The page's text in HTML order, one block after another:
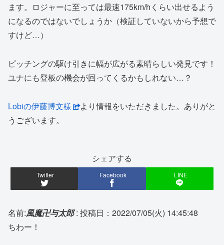
ます。ロジャーに至っては最速175km/hくらい出せるよう
になるのではないでしょうか（検証していないから予想で
すけど…）
ピッチングの駆け引きに幅が広がる素晴らしい発見です！
ユナにも登板の機会が回ってくるかもしれない…？
Lobiの伊藤博文様
より情報をいただきました。ありがと
うございます。
シェアする
Twitter Facebook LINE
名前:風魔卍与太郎: 投稿日：2022/07/05(火) 14:45:48
ちわー！